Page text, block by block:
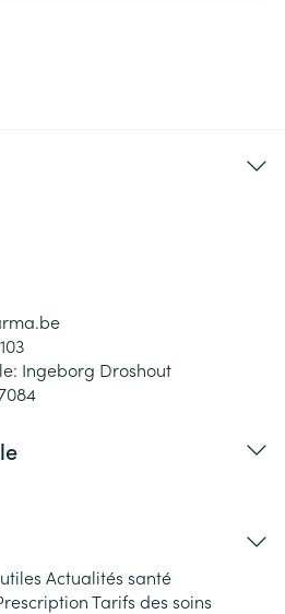
Ingeborg Droshout
Actualités santé
Tarifs des soins